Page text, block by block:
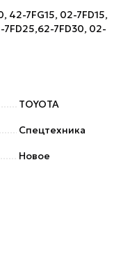
42-7FG15, 02-7FD15,
7FD30, 02-
TOYOTA
Спецтехника
Новое